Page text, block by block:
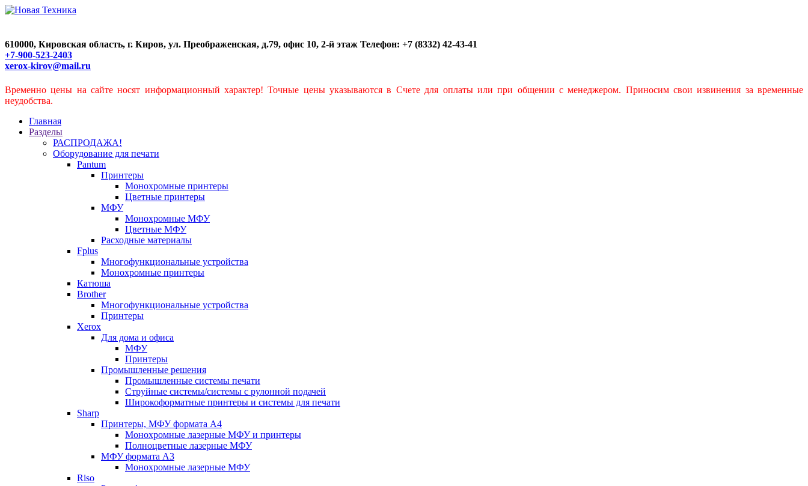
610000, Кировская область, г. Киров, ул. Преображенская, д.79, офис 10, 2-й этаж Телефон: +7 (8332) 42-43-41
+7-900-523-2403
xerox-kirov@mail.ru
Временно цены на сайте носят информационный характер! Точные цены указываются в Счете для оплаты или при общении с менеджером. Приносим свои извинения за временные
неудобства.
Главная
Разделы
РАСПРОДАЖА!
Оборудование для печати
Pantum
Принтеры
Монохромные принтеры
Цветные принтеры
МФУ
Монохромные МФУ
Цветные МФУ
Расходные материалы
Fplus
Многофункциональные устройства
Монохромные принтеры
Катюша
Brother
Многофункциональные устройства
Принтеры
Xerox
Для дома и офиса
МФУ
Принтеры
Промышленные решения
Промышленные системы печати
Струйные системы/системы с рулонной подачей
Широкоформатные принтеры и системы для печати
Sharp
Принтеры, МФУ формата А4
Монохромные лазерные МФУ и принтеры
Полноцветные лазерные МФУ
МФУ формата А3
Монохромные лазерные МФУ
Riso